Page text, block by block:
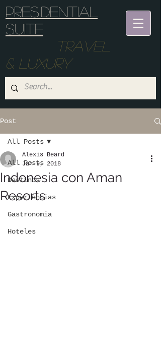
Presidential
suite
Travel
& Luxury
Post
All Posts
Destinos
Experiencias
Gastronomia
Hoteles
All Posts
Indonesia con Aman
Resorts
Alexis Beard
Jan 9, 2018